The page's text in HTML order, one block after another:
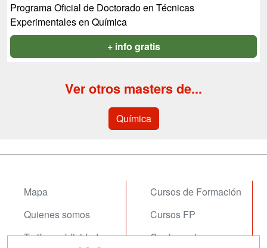
Programa Oficial de Doctorado en Técnicas
Experimentales en Química
+ info gratis
Ver otros masters de...
Química
Mapa
Quienes somos
Tarifas publicidad
Cursos de Formación
Cursos FP
Conferencias